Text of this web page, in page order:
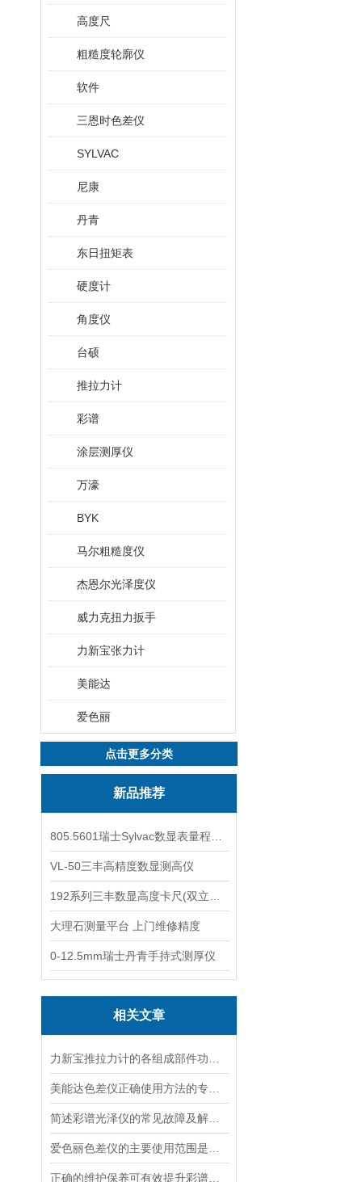
高度尺
粗糙度轮廓仪
软件
三恩时色差仪
SYLVAC
尼康
丹青
东日扭矩表
硬度计
角度仪
台硕
推拉力计
彩谱
涂层测厚仪
万濠
BYK
马尔粗糙度仪
杰恩尔光泽度仪
威力克扭力扳手
力新宝张力计
美能达
爱色丽
点击更多分类
新品推荐
VL-50三丰高精度数显测高仪
大理石测量平台 上门维修精度
0-12.5mm瑞士丹青手持式测厚仪
相关文章